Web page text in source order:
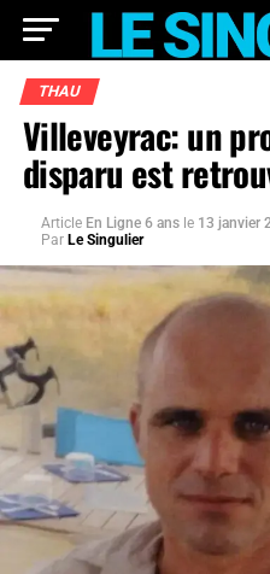
THAU
Villeveyrac: un
disparu est
Article En Ligne 6 ans le 13 janvier
Par Le Singulier